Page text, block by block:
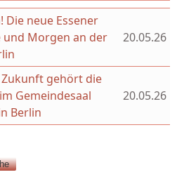
neue Essener
Morgen an der
20.05.26
gehört die
Gemeindesaal
Berlin
20.05.26